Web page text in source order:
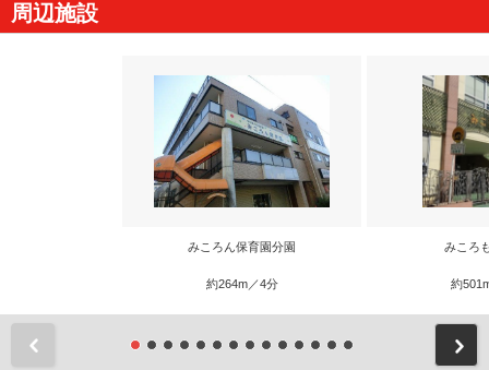
周辺施設
みころん保育園分園
約264m／4分
みころ
約